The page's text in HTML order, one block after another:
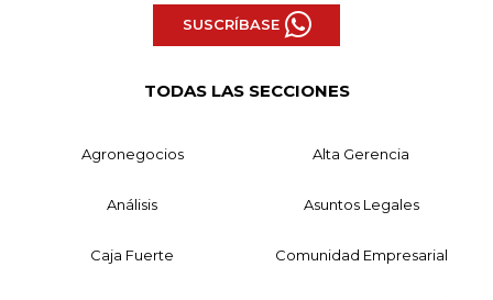
SUSCRÍBASE
TODAS LAS SECCIONES
Agronegocios Alta Gerencia
Análisis Asuntos Legales
Caja Fuerte Comunidad Empresarial